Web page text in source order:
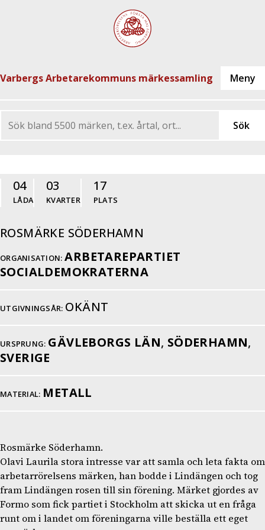
Varbergs Arbetarekommuns märkessamling
04
LÅDA
03
KVARTER
17
PLATS
ROSMÄRKE SÖDERHAMN
ORGANISATION: ARBETAREPARTIET
SOCIALDEMOKRATERNA
UTGIVNINGSÅR: OKÄNT
URSPRUNG: GÄVLEBORGS LÄN, SÖDERHAMN,
SVERIGE
MATERIAL: METALL
Rosmärke Söderhamn.
Olavi Laurila stora intresse var att samla och leta fakta om
arbetarrörelsens märken, han bodde i Lindängen och tog
fram Lindängen rosen till sin förening. Märket gjordes av
Formo som fick partiet i Stockholm att skicka ut en fråga
runt om i landet om föreningarna ville beställa ett eget